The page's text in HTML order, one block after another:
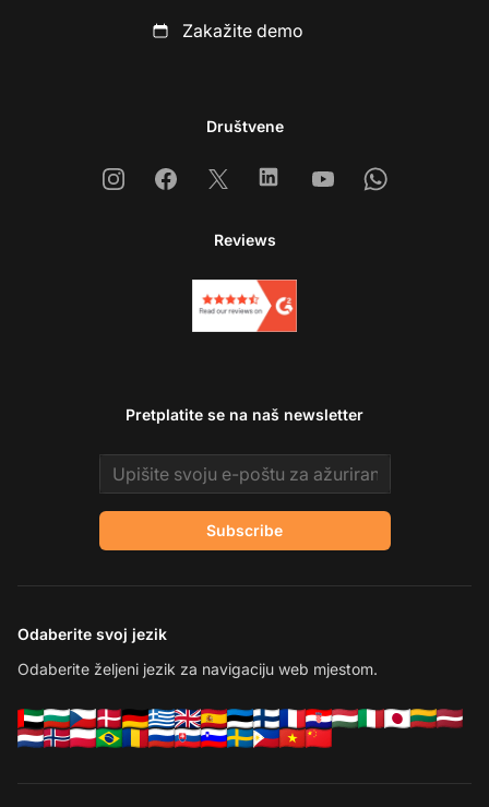
Zakažite demo
Društvene
InstagramFacebook
X LinkedinYoutubeWhatsapp
Reviews
Pretplatite se na naš newsletter
Email address
Subscribe
Odaberite svoj jezik
Odaberite željeni jezik za navigaciju web mjestom.